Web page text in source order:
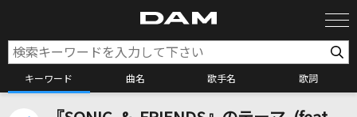
キーワード 曲名 歌手名 歌詞